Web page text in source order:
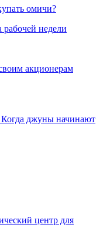
омичи?
рабочей недели
акционерам
джуны начинают
центр для